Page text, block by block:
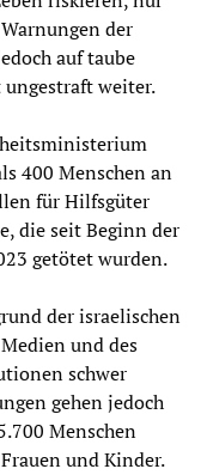
der
auf taube
ungestraft weiter.
400 Menschen an
für Hilfsgüter
die seit Beginn der
getötet wurden.
der israelischen
und des
schwer
gehen jedoch
Menschen
und Kinder.